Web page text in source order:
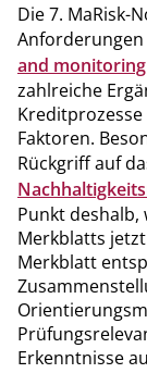
Die 7. MaRisk-
and monitoring
zahlreiche
Kreditprozesse
Faktoren.
Rückgriff auf
Punkt deshalb,
Merkblatts
Merkblatt
Erkenntnisse